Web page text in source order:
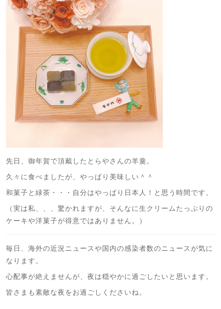
先日、御年賀で頂戴したとらやさんの羊羹。
久々に食べましたが、やっぱり美味しい＾＾
和菓子と緑茶・・・自分はやっぱり日本人！と思う時間です。
（実は私、、、驚かれますが、そんなに生クリームたっぷりの
ケーキや洋菓子が得意ではありません。）
毎日、海外の近況ニュースや国内の感染者数のニュースが気に
なります。
心配事が絶えませんが、夜は穏やかに過ごしたいと思います。
皆さまも素敵な夜をお過ごしくださいね。